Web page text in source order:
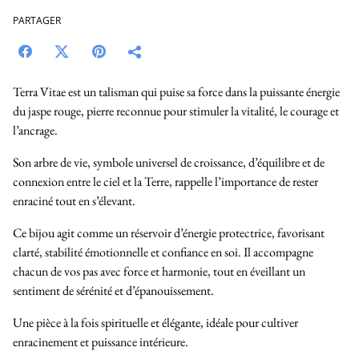
PARTAGER
Terra Vitae est un talisman qui puise sa force dans la puissante énergie
du jaspe rouge, pierre reconnue pour stimuler la vitalité, le courage et
l’ancrage.
Son arbre de vie, symbole universel de croissance, d’équilibre et de
connexion entre le ciel et la Terre, rappelle l’importance de rester
enraciné tout en s’élevant.
Ce bijou agit comme un réservoir d’énergie protectrice, favorisant
clarté, stabilité émotionnelle et confiance en soi. Il accompagne
chacun de vos pas avec force et harmonie, tout en éveillant un
sentiment de sérénité et d’épanouissement.
Une pièce à la fois spirituelle et élégante, idéale pour cultiver
enracinement et puissance intérieure.